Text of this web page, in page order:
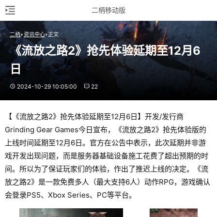
二柄移动版
二柄 资讯中心 正文
《流放之路2》抢先体验延期至12月6
日
2024-10-29 10:05:00 22
【《流放之路2》抢先体验延期至12月6日】开发/发行商
Grinding Gear Games今日宣布，《流放之路2》抢先体验版的
上线时间延期至12月6日。官方在公告中表示，此次延期并非游
戏开发出现问题，而是服务器基础设备施工花费了超出预期的时
间。所以为了保证玩家们的体验，作出了推迟上线的决定。《流
放之路2》是一款免费多人（最大支持6人）动作RPG，游戏确认
会登录PS5、Xbox Series、PC等平台。